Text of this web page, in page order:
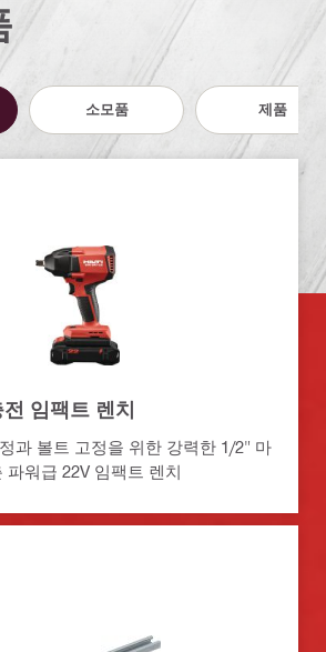
소모품 제품
임팩트 렌치
과 볼트 고정을 위한 강력한 1/2" 마
파워급 22V 임팩트 렌치